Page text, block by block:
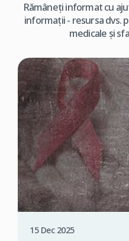
Rămâneți informat cu
informații - resursa dvs.
medicale și
15 Dec 2025